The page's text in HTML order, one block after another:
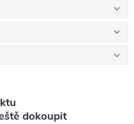
dokoupit